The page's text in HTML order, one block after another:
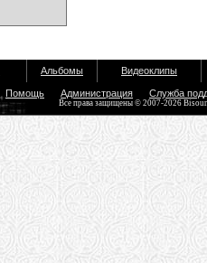
Альбомы Видеоклипы
Помощь Администрация Служба
Все права защищены © 2007-2026